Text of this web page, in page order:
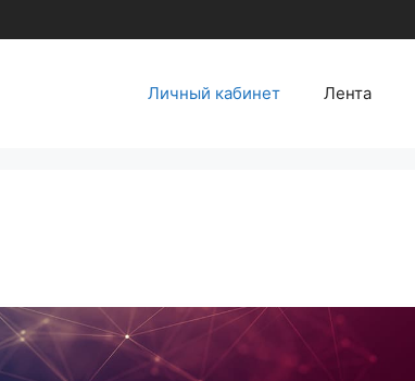
Личный кабинет Лента